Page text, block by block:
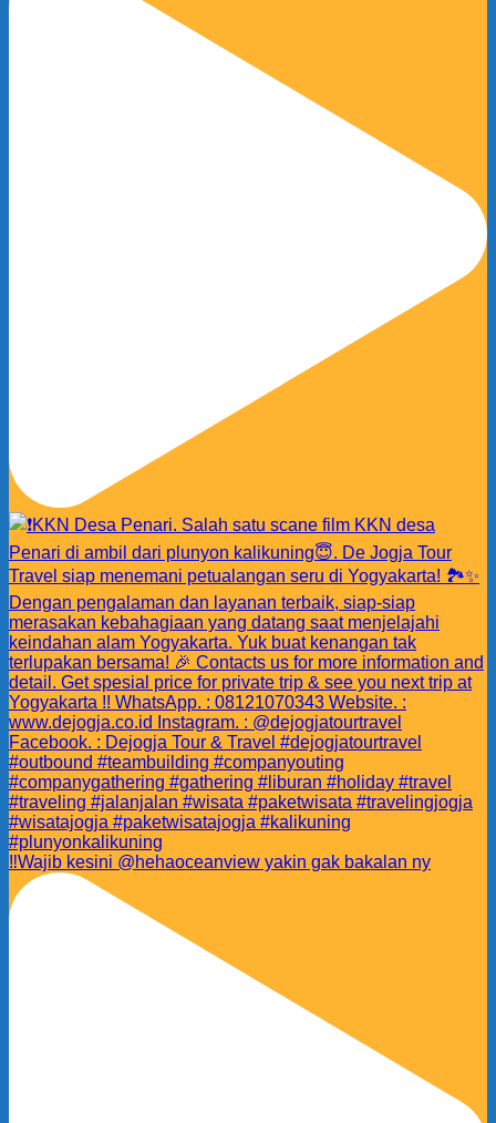
‼️Wajib kesini @hehaoceanview yakin gak bakalan ny